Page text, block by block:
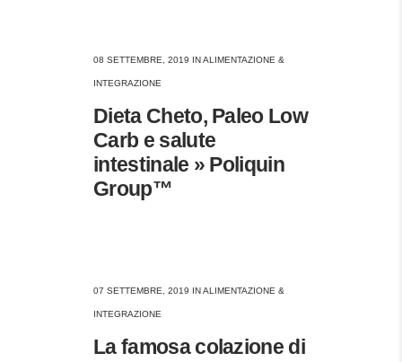
08 SETTEMBRE, 2019 INALIMENTAZIONE &
INTEGRAZIONE
Dieta Cheto, Paleo Low
Carb e salute
intestinale » Poliquin
Group™
07 SETTEMBRE, 2019 INALIMENTAZIONE &
INTEGRAZIONE
La famosa colazione di